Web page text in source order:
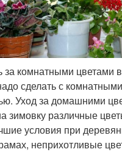
за комнатными цветами
сделать с
Уход за домашними
зимовку различные
условия при
неприхотливые